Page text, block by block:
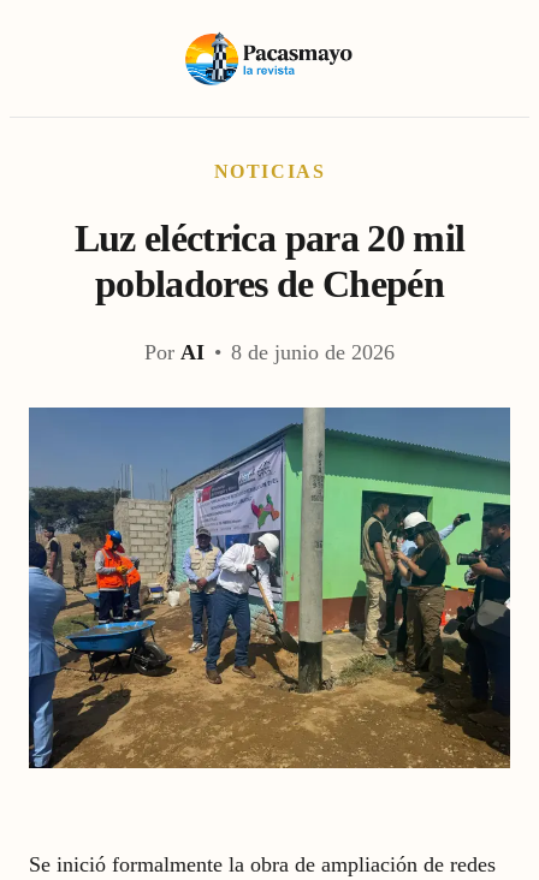
NOTICIAS
Luz eléctrica para 20 mil
pobladores de Chepén
Por AI • 8 de junio de 2026
Se inició formalmente la obra de ampliación de redes